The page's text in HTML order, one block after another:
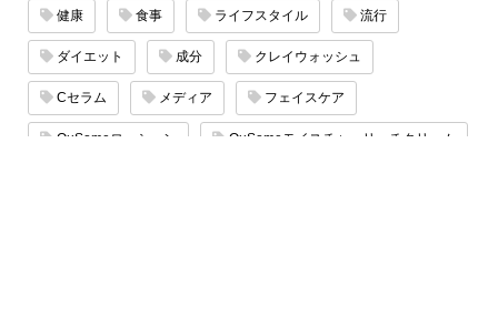
健康 食事 ライフスタイル 流行
ダイエット 成分 クレイウォッシュ
Cセラム メディア フェイスケア
QuSomeローション QuSomeモイスチャーリッチクリーム